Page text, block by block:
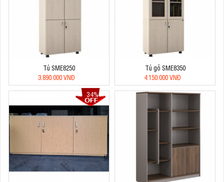
Tủ SME8250
3.890.000 VNĐ
Tủ gỗ SME8350
4.150.000 VNĐ
34%